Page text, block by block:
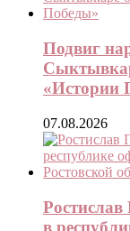
Подвиг
«Истории
07.08.2026
Ростислав
в